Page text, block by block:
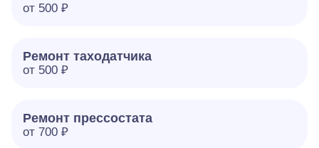
от 500 ₽
Ремонт таходатчика
от 500 ₽
Ремонт прессостата
от 700 ₽